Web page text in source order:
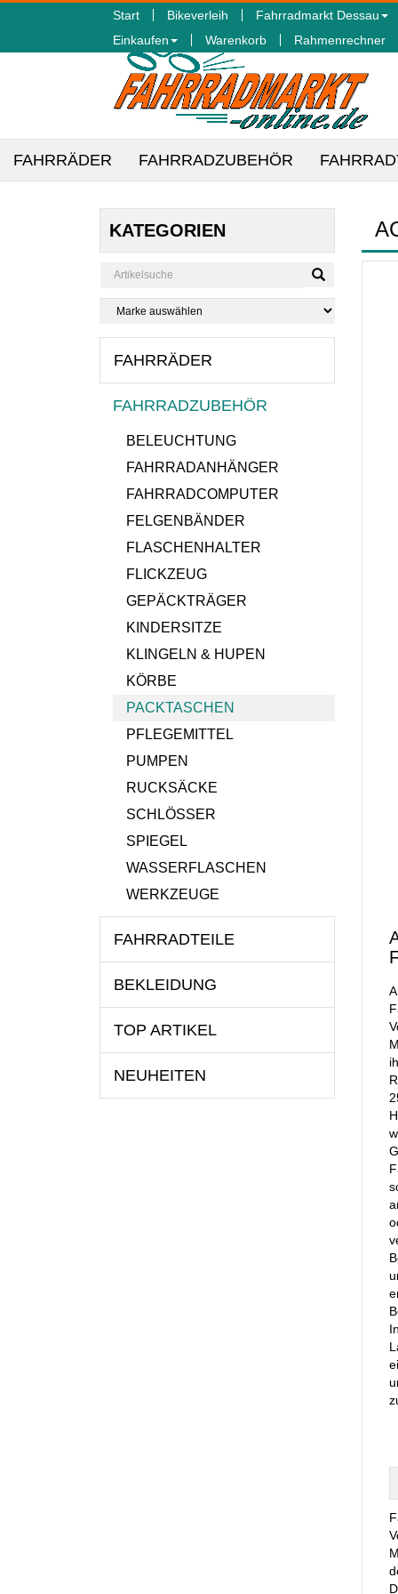
Start Bikeverleih Fahrradmarkt Dessau
Einkaufen
Warenkorb Rahmenrechner
FAHRRÄDER FAHRRADZUBEHÖR
KATEGORIEN
FAHRRÄDER
FAHRRADZUBEHÖR
BELEUCHTUNG
FAHRRADANHÄNGER
FAHRRADCOMPUTER
FELGENBÄNDER
FLASCHENHALTER
FLICKZEUG
GEPÄCKTRÄGER
KINDERSITZE
KLINGELN & HUPEN
KÖRBE
PACKTASCHEN
PFLEGEMITTEL
PUMPEN
RUCKSÄCKE
SCHLÖSSER
SPIEGEL
WASSERFLASCHEN
WERKZEUGE
FAHRRADTEILE
BEKLEIDUNG
TOP ARTIKEL
NEUHEITEN